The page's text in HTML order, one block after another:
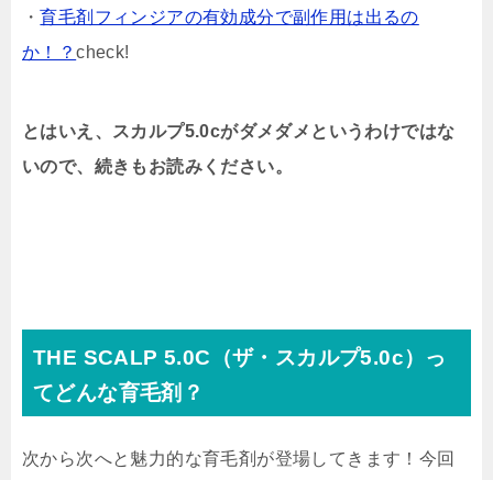
・育毛剤フィンジアの有効成分で副作用は出るの
か！？check!
とはいえ、スカルプ5.0cがダメダメというわけではな
いので、続きもお読みください。
THE SCALP 5.0C（ザ・スカルプ5.0c）っ
てどんな育毛剤？
次から次へと魅力的な育毛剤が登場してきます！今回